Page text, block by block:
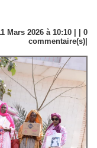
Mars 2026 à 10:10 | | 0
commentaire(s)|